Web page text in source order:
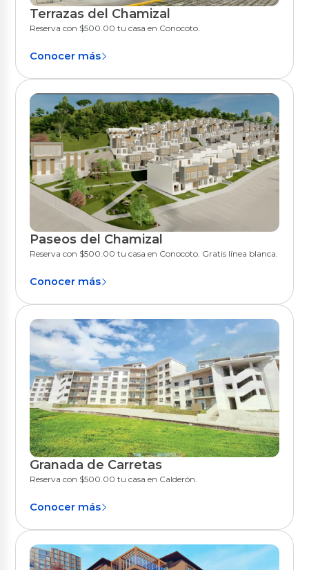
Quito
Terrazas del Chamizal
Reserva con $500.00 tu casa en Conocoto.
Conocer más
Quito
Paseos del Chamizal
Reserva con $500.00 tu casa en Conocoto. Gratis línea blanca.
Conocer más
Quito
Granada de Carretas
Reserva con $500.00 tu casa en Calderón.
Conocer más